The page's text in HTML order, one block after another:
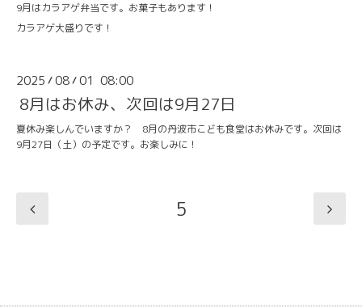
9月はカラアゲ弁当です。お菓子もあります！
カラアゲ大盛りです！
2025 /08/01 08:00
8月はお休み、次回は9月27日
夏休み楽しんでいますか？ 8月の丹波市こども食堂はお休みです。次回は
9月27日（土）の予定です。お楽しみに！
5